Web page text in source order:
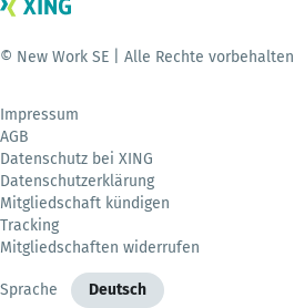
© New Work SE | Alle Rechte vorbehalten
Impressum
AGB
Datenschutz bei XING
Datenschutzerklärung
Mitgliedschaft kündigen
Tracking
Mitgliedschaften widerrufen
Sprache Deutsch